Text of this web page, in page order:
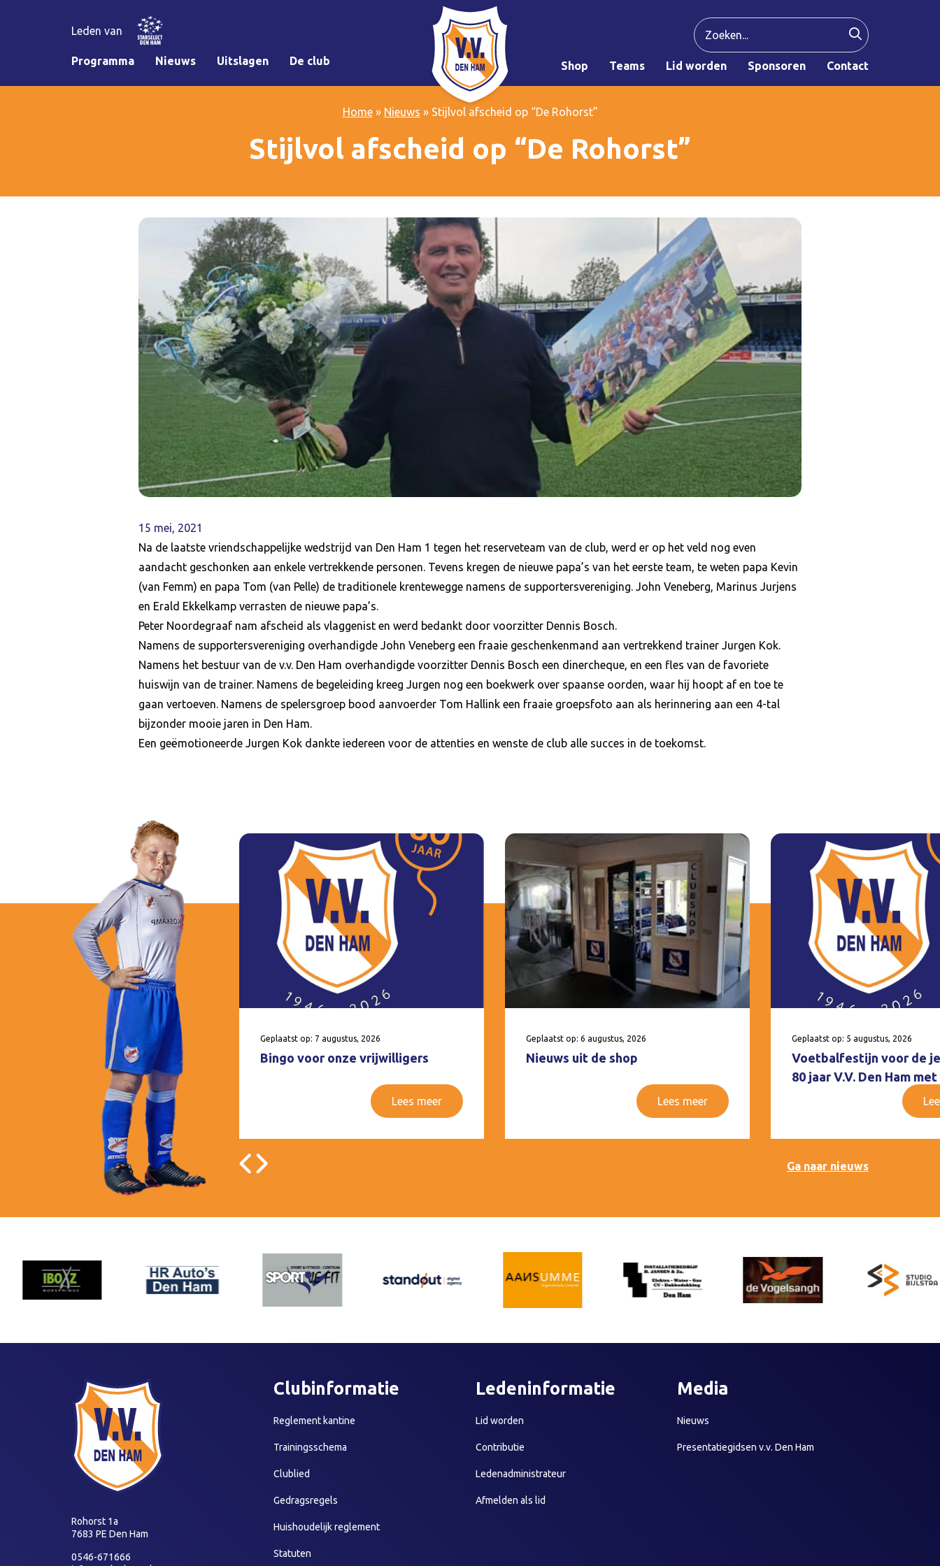
Leden van
Programma Nieuws Uitslagen De club Shop Teams Lid worden Sponsoren Contact
Home» Nieuws » Stijlvol afscheid op “De Rohorst”
Stijlvol afscheid op “De Rohorst”
15 mei, 2021
Na de laatste vriendschappelijke wedstrijd van Den Ham 1 tegen het reserveteam van de club, werd er op het veld nog even
aandacht geschonken aan enkele vertrekkende personen. Tevens kregen de nieuwe papa’s van het eerste team, te weten papa Kevin
(van Femm) en papa Tom (van Pelle) de traditionele krentewegge namens de supportersvereniging. John Veneberg, Marinus Jurjens
en Erald Ekkelkamp verrasten de nieuwe papa’s.
Peter Noordegraaf nam afscheid als vlaggenist en werd bedankt door voorzitter Dennis Bosch.
Namens de supportersvereniging overhandigde John Veneberg een fraaie geschenkenmand aan vertrekkend trainer Jurgen Kok.
Namens het bestuur van de v.v. Den Ham overhandigde voorzitter Dennis Bosch een dinercheque, en een fles van de favoriete
huiswijn van de trainer. Namens de begeleiding kreeg Jurgen nog een boekwerk over spaanse oorden, waar hij hoopt af en toe te
gaan vertoeven. Namens de spelersgroep bood aanvoerder Tom Hallink een fraaie groepsfoto aan als herinnering aan een 4-tal
bijzonder mooie jaren in Den Ham.
Een geëmotioneerde Jurgen Kok dankte iedereen voor de attenties en wenste de club alle succes in de toekomst.
Geplaatst op: 7 augustus, 2026
Bingo voor onze vrijwilligers
Lees meer
Geplaatst op: 6 augustus, 2026
Nieuws uit de shop
Lees meer
Geplaatst op: 5 augustus, 2026
Voetbalfestijn voor de
80 jaar V.V. Den Ham
Ga naar nieuws
Rohorst 1a
7683 PE Den Ham
0546-671666
Clubinformatie
Reglement kantine
Trainingsschema
Clublied
Gedragsregels
Huishoudelijk reglement
Statuten
Ledeninformatie
Lid worden
Contributie
Ledenadministrateur
Afmelden als lid
Media
Nieuws
Presentatiegidsen v.v. Den Ham